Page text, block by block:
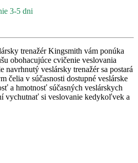
3-5 dni
trenažér Kingsmith vám ponúka
obohacujúce cvičenie veslovania
navrhnutý veslársky trenažér sa postará
čelia v súčasnosti dostupné veslárske
a hmotnosť súčasných veslárskych
vychutnať si veslovanie kedykoľvek a